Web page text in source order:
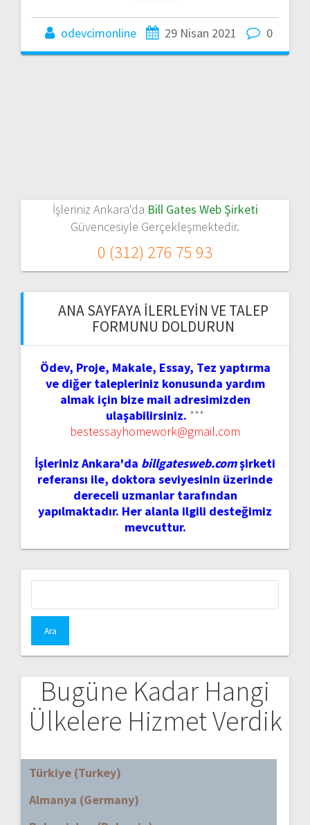
odevcimonline 29 Nisan 2021 0
İşleriniz Ankara'da Bill Gates Web Şirketi
Güvencesiyle Gerçekleşmektedir.
0 (312) 276 75 93
ANA SAYFAYA İLERLEYIN VE TALEP
FORMUNU DOLDURUN
Ödev, Proje, Makale, Essay, Tez yaptırma
ve diğer talepleriniz konusunda yardım
almak için bize mail adresimizden
ulaşabilirsiniz. ***
bestessayhomework@gmail.com
İşleriniz Ankara'da billgatesweb.comşirketi
referansı ile, doktora seviyesinin üzerinde
dereceli uzmanlar tarafından
yapılmaktadır. Her alanla ilgili desteğimiz
mevcuttur.
Bugüne Kadar Hangi
Ülkelere Hizmet Verdik
Türkiye (Turkey)
Almanya (Germany)